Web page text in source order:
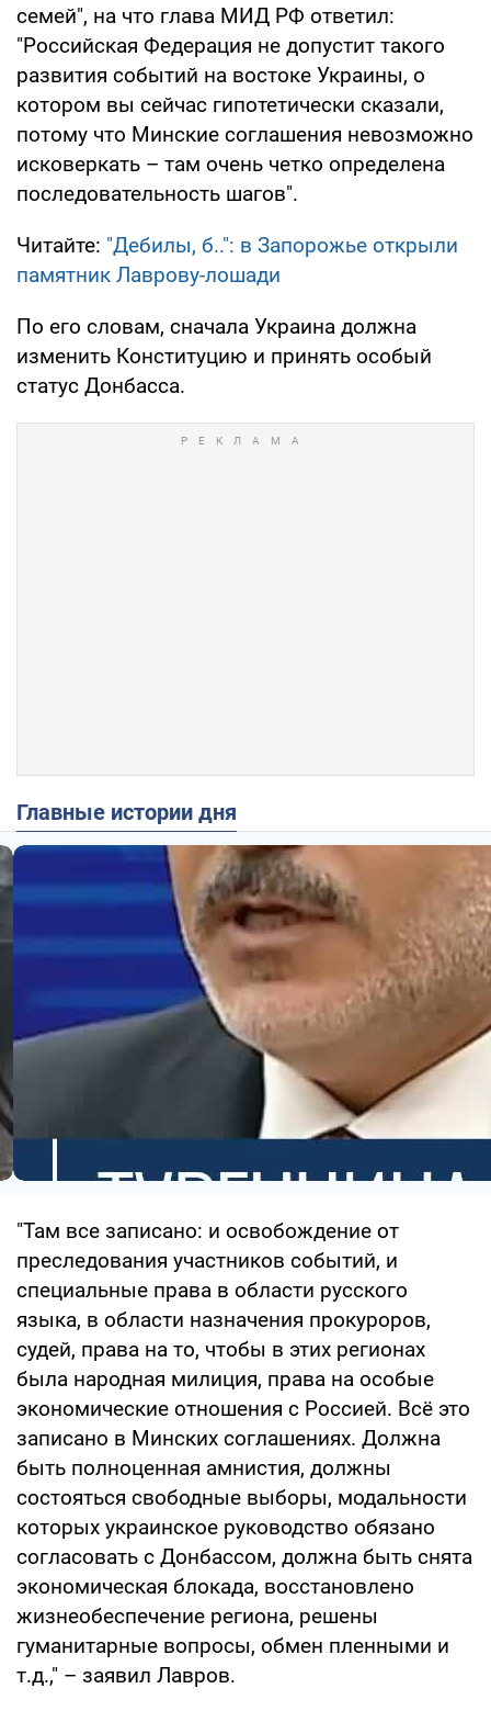
семей", на что глава МИД РФ ответил:
"Российская Федерация не допустит такого
развития событий на востоке Украины, о
котором вы сейчас гипотетически сказали,
потому что Минские соглашения невозможно
исковеркать – там очень четко определена
последовательность шагов".
Читайте: "Дебилы, б..": в Запорожье открыли
памятник Лаврову-лошади
По его словам, сначала Украина должна
изменить Конституцию и принять особый
статус Донбасса.
Главные истории дня
"Там все записано: и освобождение от
преследования участников событий, и
специальные права в области русского
языка, в области назначения прокуроров,
судей, права на то, чтобы в этих регионах
была народная милиция, права на особые
экономические отношения с Россией. Всё это
записано в Минских соглашениях. Должна
быть полноценная амнистия, должны
состояться свободные выборы, модальности
которых украинское руководство обязано
согласовать с Донбассом, должна быть снята
экономическая блокада, восстановлено
жизнеобеспечение региона, решены
гуманитарные вопросы, обмен пленными и
т.д.," – заявил Лавров.